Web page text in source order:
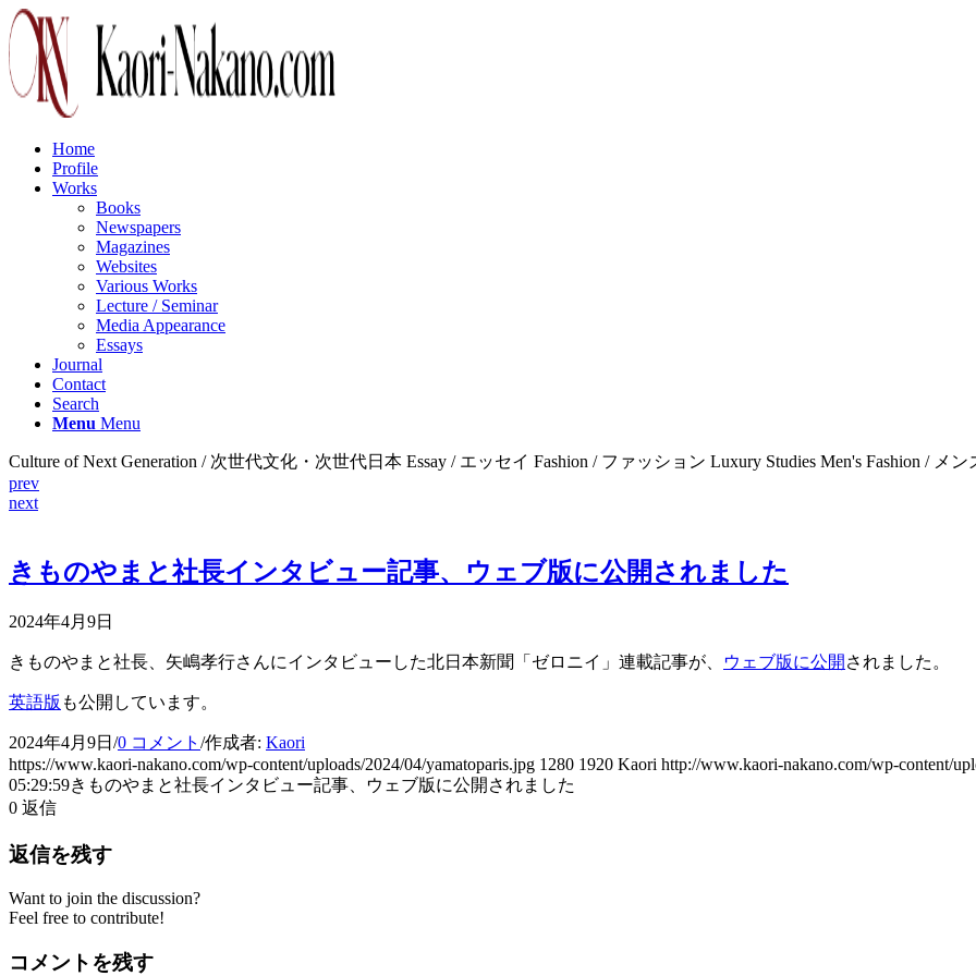
Home
Profile
Works
Books
Newspapers
Magazines
Websites
Various Works
Lecture / Seminar
Media Appearance
Essays
Journal
Contact
Search
Menu Menu
Culture of Next Generation / 次世代文化・次世代日本 Essay / エッセイ Fashion / ファッション Luxury Studies Men's Fashion / メ
prev
next
きものやまと社長インタビュー記事、ウェブ版に公開されました
2024年4月9日
きものやまと社長、矢嶋孝行さんにインタビューした北日本新聞「ゼロニイ」連載記事が、 ウェブ版に公開 されました。
英語版 も公開しています。
2024年4月9日 /0 コメント /作成者: Kaori
https://www.kaori-nakano.com/wp-content/uploads/2024/04/yamatoparis.jpg 1280 1920 Kaori http://www.kaori-nakano.com/wp-content/
05:29:59きものやまと社長インタビュー記事、ウェブ版に公開されました
0 返信
返信を残す
Want to join the discussion?
Feel free to contribute!
コメントを残す